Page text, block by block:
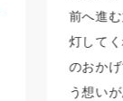
前へ進
灯して
のおか
う想い